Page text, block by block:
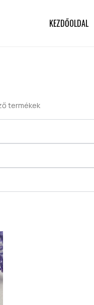
KEZDŐOLDAL
termékek